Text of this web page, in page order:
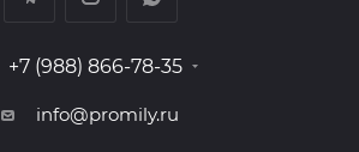
+7 (988) 866-78-35
info@promily.ru